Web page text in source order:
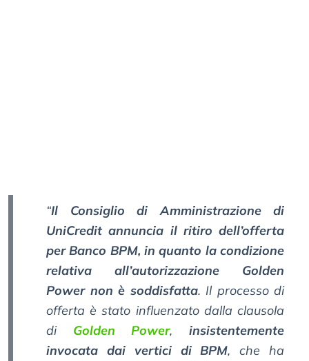
“Il Consiglio di Amministrazione di
UniCredit annuncia il ritiro dell’offerta
per Banco BPM, in quanto la condizione
relativa all’autorizzazione Golden
Power non è soddisfatta. Il processo di
offerta è stato influenzato dalla clausola
di Golden Power,insistentemente
invocata dai vertici di BPM, che ha